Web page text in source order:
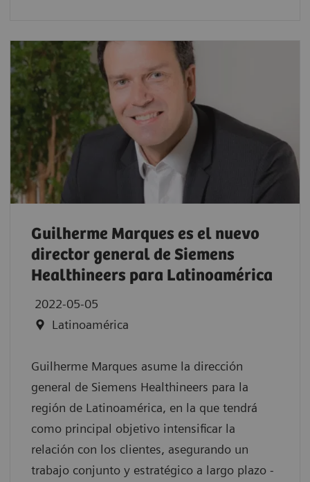
Guilherme Marques es el nuevo
director general de Siemens
Healthineers para Latinoamérica
2022-05-05
Latinoamérica
Guilherme Marques asume la dirección
general de Siemens Healthineers para la
región de Latinoamérica, en la que tendrá
como principal objetivo intensificar la
relación con los clientes, asegurando un
trabajo conjunto y estratégico a largo plazo -